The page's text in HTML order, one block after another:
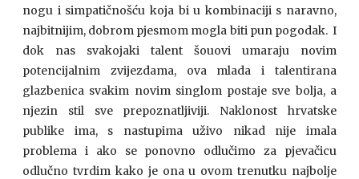
nogu i simpatičnošću koja bi u kombinaciji s naravno,
najbitnijim, dobrom pjesmom mogla biti pun pogodak. I
dok nas svakojaki talent šouovi umaraju novim
potencijalnim zvijezdama, ova mlada i talentirana
glazbenica svakim novim singlom postaje sve bolja, a
njezin stil sve prepoznatljiviji. Naklonost hrvatske
publike ima, s nastupima uživo nikad nije imala
problema i ako se ponovno odlučimo za pjevačicu
odlučno tvrdim kako je ona u ovom trenutku najbolje